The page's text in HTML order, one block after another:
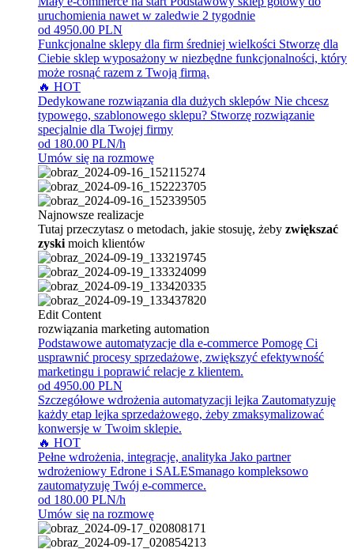
uruchomienia nawet w zaledwie 2 tygodnie
od 4950.00 PLN
Funkcjonalne sklepy dla firm średniej wielkości Stworzę dla
Ciebie sklep wyposażony w niezbędne funkcjonalności, który
może rosnąć razem z Twoją firmą.
🔥 HOT
Dedykowane rozwiązania dla dużych sklepów Nie chcesz
typowego, szablonowego sklepu? Stworzę rozwiązanie
specjalnie dla Twojej firmy
od 180.00 PLN/h
Umów się na rozmowę
Najnowsze realizacje
Tutaj przeczytasz o metodach, jakie stosuję, żeby zwiększać
zyski moich klientów
Edit Content
rozwiązania marketing automation
Podstawowe automatyzacje dla e-commerce Pomogę Ci
usprawnić procesy sprzedażowe, zwiększyć efektywność
marketingu i poprawić relacje z klientem.
od 4950.00 PLN
Szczegółowe wdrożenia automatyzacji lejka Zautomatyzuję
każdy etap lejka sprzedażowego, żeby zmaksymalizować
konwersje w Twoim sklepie.
🔥 HOT
Pełne wdrożenia, integracje, analityka Jako partner
wdrożeniowy Edrone i SALESmanago kompleksowo
zautomatyzuję Twój e-commerce.
od 180.00 PLN/h
Umów się na rozmowę